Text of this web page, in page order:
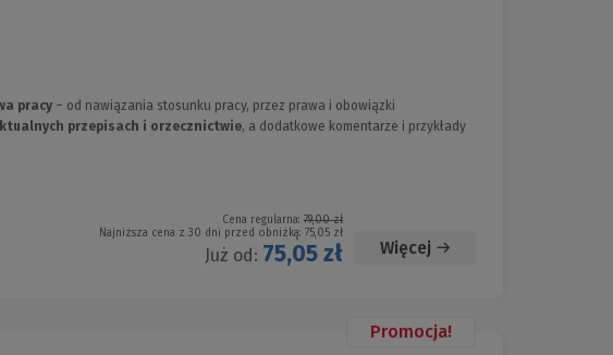
pracy – od nawiązania stosunku pracy, przez prawa i obowiązki
przepisach i orzecznictwie, a dodatkowe komentarze i przykłady
Cena regularna: 79,00 zł
Najniższa cena z 30 dni przed obniżką: 75,05 zł
Już od: 75,05 zł Więcej
Promocja!